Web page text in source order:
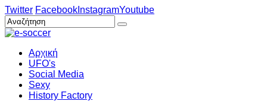
Twitter Facebook InstagramYoutube
Αρχική
UFO's
Social Media
Sexy
History Factory